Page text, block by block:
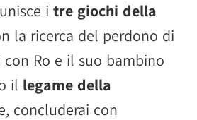
i tre giochi della
la ricerca del perdono di
Ro e il suo bambino
il legame della
concluderai con